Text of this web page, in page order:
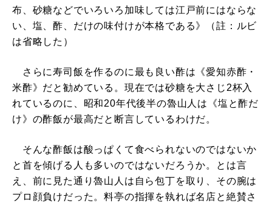
布、砂糖などでいろいろ加味しては江戸前にはならな
い、塩、酢、だけの味付けが本格である》（註：ルビ
は省略した）
さらに寿司飯を作るのに最も良い酢は《愛知赤酢・
米酢》だと勧めている。現在では砂糖を大さじ2杯入
れているのに、昭和20年代後半の魯山人は《塩と酢だ
け》の酢飯が最高だと断言しているわけだ。
そんな酢飯は酸っぱくて食べられないのではないか
と首を傾げる人も多いのではないだろうか。とは言
え、前に見た通り魯山人は自ら包丁を取り、その腕は
プロ顔負けだった。料亭の指揮を執れば名店と絶賛さ